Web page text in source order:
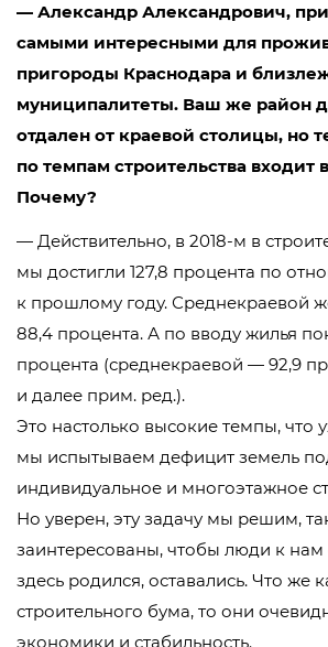
— Александр Александрович,
самыми интересными для
пригороды Краснодара и
муниципалитеты. Ваш же район
отдален от краевой столицы, но
по темпам строительства входит
Почему?
— Действительно, в 2018-м в
мы достигли 127,8 процента по
к прошлому году. Среднекраевой
88,4 процента. А по вводу жилья
процента (среднекраевой — 92,9
и далее прим. ред.).
Это настолько высокие темпы, что
мы испытываем дефицит земель
индивидуальное и многоэтажное
Но уверен, эту задачу мы решим,
заинтересованы, чтобы люди к нам
здесь родился, оставались. Что же
строительного бума, то они
экономики и стабильность.